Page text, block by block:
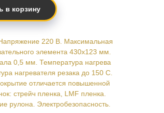
в корзину
220 В. Максимальная
элемента 430х123 мм.
0,5 мм. Температура нагрева
нагревателя резака до 150 С.
отличается повышенной
стрейч пленка, LMF пленка.
рулона. Электробезопасность.